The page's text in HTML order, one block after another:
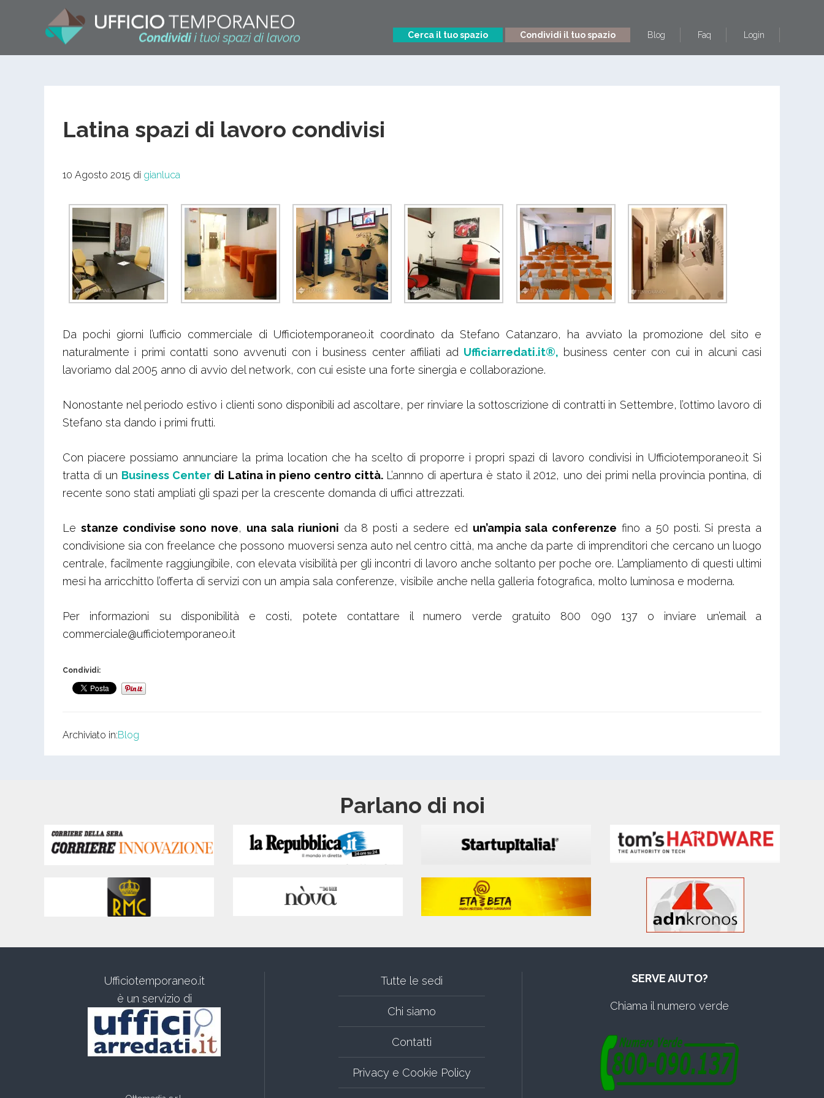
Cerca il tuo spazio Condividi il tuo spazio Blog Faq Login
Latina spazi di lavoro condivisi
10 Agosto 2015 di gianluca
Da pochi giorni l’ufficio commerciale di Ufficiotemporaneo.it coordinato da Stefano Catanzaro, ha avviato la promozione del sito e
naturalmente i primi contatti sono avvenuti con i business center affiliati ad Ufficiarredati.it®, business center con cui in alcuni casi
lavoriamo dal 2005 anno di avvio del network, con cui esiste una forte sinergia e collaborazione.
Nonostante nel periodo estivo i clienti sono disponibili ad ascoltare, per rinviare la sottoscrizione di contratti in Settembre, l’ottimo lavoro di
Stefano sta dando i primi frutti.
Con piacere possiamo annunciare la prima location che ha scelto di proporre i propri spazi di lavoro condivisi in Ufficiotemporaneo.it Si
tratta di un Business Center di Latina in pieno centro città. L’annno di apertura è stato il 2012, uno dei primi nella provincia pontina, di
recente sono stati ampliati gli spazi per la crescente domanda di uffici attrezzati.
Le stanze condivise sono nove, una sala riunioni da 8 posti a sedere ed un’ampia sala conferenze fino a 50 posti. Si presta a
condivisione sia con freelance che possono muoversi senza auto nel centro città, ma anche da parte di imprenditori che cercano un luogo
centrale, facilmente raggiungibile, con elevata visibilità per gli incontri di lavoro anche soltanto per poche ore. L’ampliamento di questi ultimi
mesi ha arricchitto l’offerta di servizi con un ampia sala conferenze, visibile anche nella galleria fotografica, molto luminosa e moderna.
Per informazioni su disponibilità e costi, potete contattare il numero verde gratuito 800 090 137 o inviare un’email a
commerciale@ufficiotemporaneo.it
Condividi:
Archiviato in:Blog
Parlano di noi
Ufficiotemporaneo.it
è un servizio di
Tutte le sedi
Chi siamo
Contatti
Privacy e Cookie Policy
SERVE AIUTO?
Chiama il numero verde